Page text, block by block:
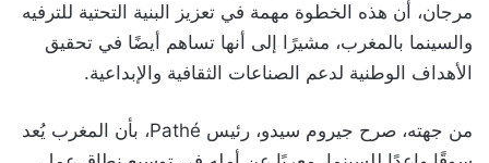
مرجان، أن هذه الخطوة مهمة في تعزيز البنية التحتية للترفيه
والسينما بالمغرب، مشيرًا إلى أنها تساهم أيضًا في تحقيق
الأهداف الوطنية لدعم الصناعات الثقافية والإبداعية.
من جهته، صرح جيروم سيدو، رئيس Pathé، بأن المغرب يُعد